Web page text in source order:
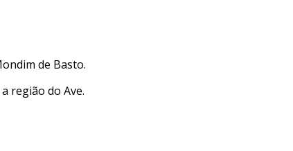
de Basto.
região do Ave.